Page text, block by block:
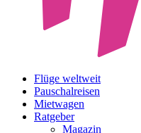
Flüge weltweit
Pauschalreisen
Mietwagen
Ratgeber
Magazin